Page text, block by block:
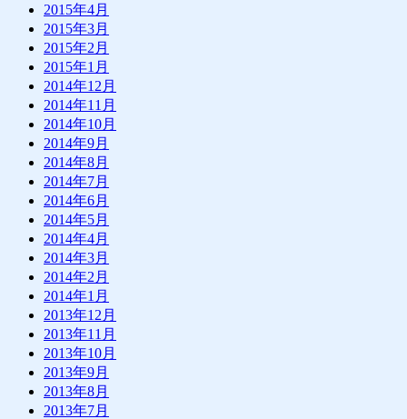
2015年4月
2015年3月
2015年2月
2015年1月
2014年12月
2014年11月
2014年10月
2014年9月
2014年8月
2014年7月
2014年6月
2014年5月
2014年4月
2014年3月
2014年2月
2014年1月
2013年12月
2013年11月
2013年10月
2013年9月
2013年8月
2013年7月